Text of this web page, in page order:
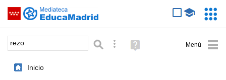
Saltar navegación
Palabra o frase: Búsqueda avanzada
Ayuda
(en
Inicio